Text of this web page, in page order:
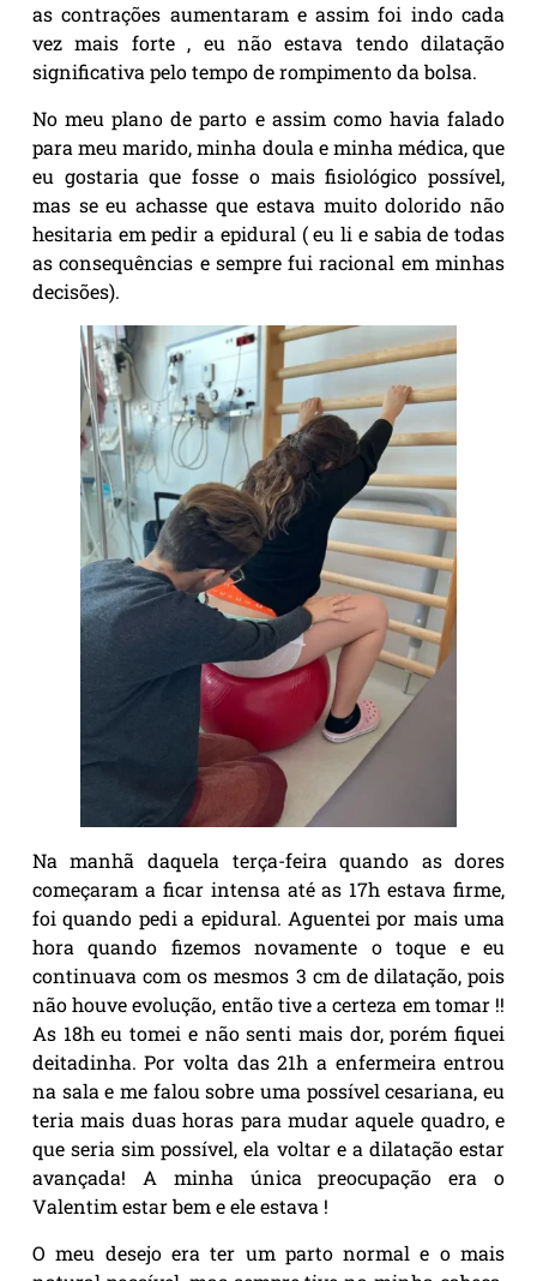
as contrações aumentaram e assim foi indo cada
vez mais forte , eu não estava tendo dilatação
significativa pelo tempo de rompimento da bolsa.
No meu plano de parto e assim como havia falado
para meu marido, minha doula e minha médica, que
eu gostaria que fosse o mais fisiológico possível,
mas se eu achasse que estava muito dolorido não
hesitaria em pedir a epidural ( eu li e sabia de todas
as consequências e sempre fui racional em minhas
decisões).
Na manhã daquela terça-feira quando as dores
começaram a ficar intensa até as 17h estava firme,
foi quando pedi a epidural. Aguentei por mais uma
hora quando fizemos novamente o toque e eu
continuava com os mesmos 3 cm de dilatação, pois
não houve evolução, então tive a certeza em tomar !!
As 18h eu tomei e não senti mais dor, porém fiquei
deitadinha. Por volta das 21h a enfermeira entrou
na sala e me falou sobre uma possível cesariana, eu
teria mais duas horas para mudar aquele quadro, e
que seria sim possível, ela voltar e a dilatação estar
avançada! A minha única preocupação era o
Valentim estar bem e ele estava !
O meu desejo era ter um parto normal e o mais